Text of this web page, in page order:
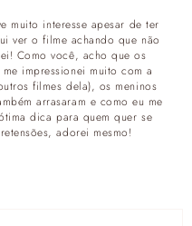
muito interesse apesar de ter
ver o filme achando que não
Como você, acho que os
impressionei muito com a
filmes dela), os meninos
arrasaram e como eu me
dica para quem quer se
adorei mesmo!